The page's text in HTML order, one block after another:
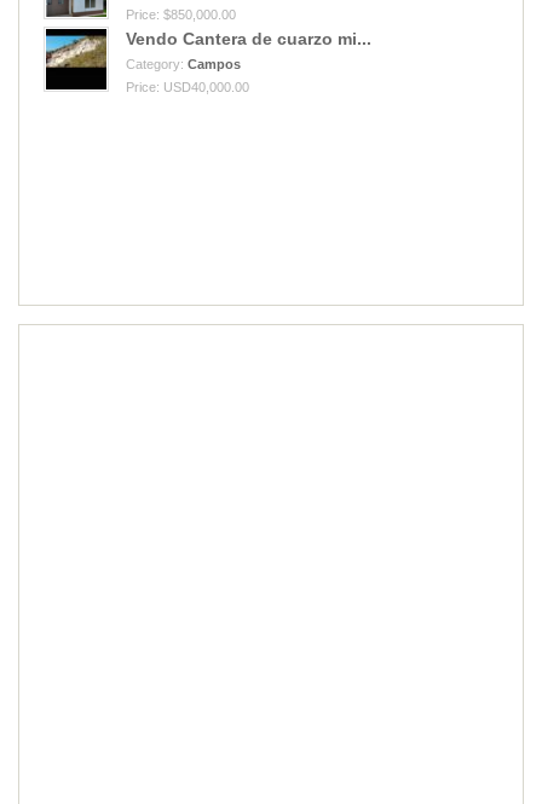
Price: $850,000.00
Vendo Cantera de cuarzo mi...
Category: Campos
Price: USD40,000.00